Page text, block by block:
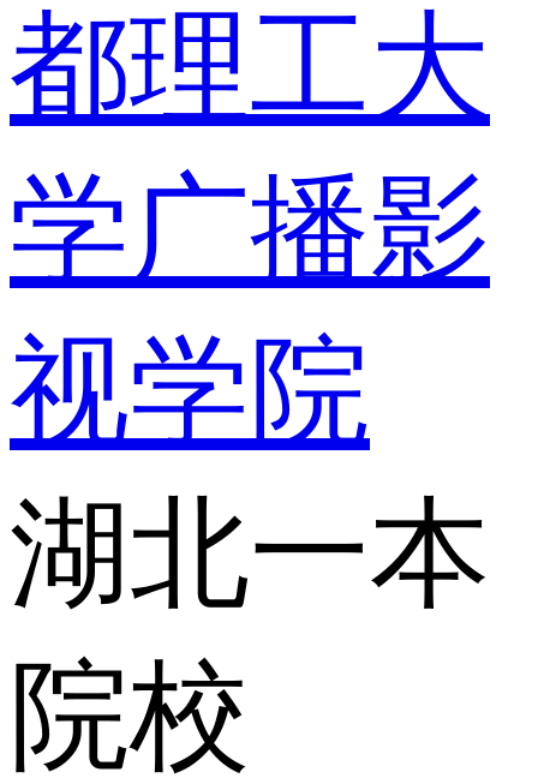
都理工大
学广播影
视学院
湖北一本
院校